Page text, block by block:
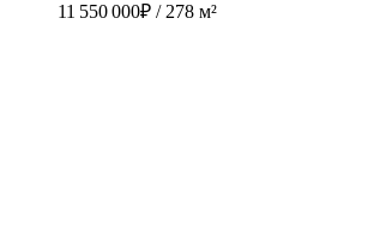
11 550 000₽ / 278 м²